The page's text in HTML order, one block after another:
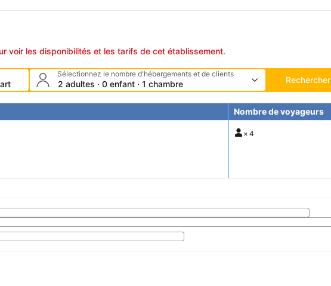
voir les disponibilités et les tarifs de cet établissement.
Sélectionnez le nombre d'hébergements et de clients
2 adultes · 0 enfant · 1 chambre Rechercher
Nombre de voyageurs
× 4